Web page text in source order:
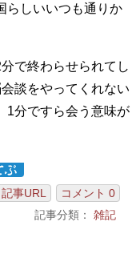
らしいいつも通りか
で終わらせられてし
談をやってくれない
1分ですら会う意味が
記事URL
コメント 0
記事分類： 雑記